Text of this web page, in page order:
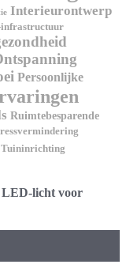
Interieurontwerp
Persoonlijke
Ruimtebesparende
Tuininrichting
LED-licht voor